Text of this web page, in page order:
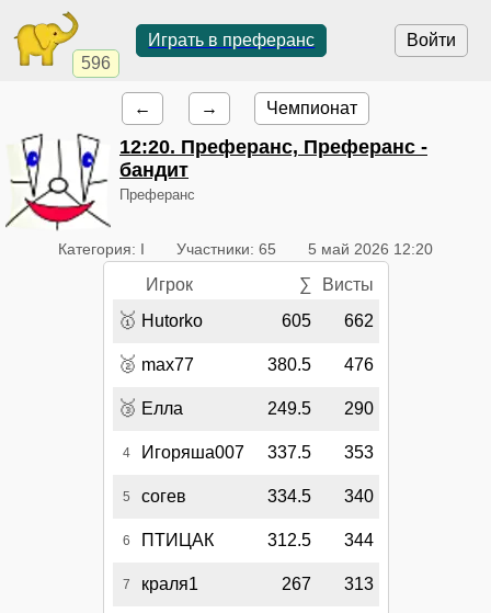
596
Войти
Играть в преферанс
← → Чемпионат
12:20. Преферанс, Преферанс -
бандит
Преферанс
Категория: I Участники: 65 5 май 2026 12:20
Игрок ∑ Висты
🥇 Hutorko 605 662
🥈 max77 380.5 476
🥉 Елла 249.5 290
4 Игоряша007 337.5 353
5 согев 334.5 340
6 ПТИЦАК 312.5 344
7 краля1 267 313